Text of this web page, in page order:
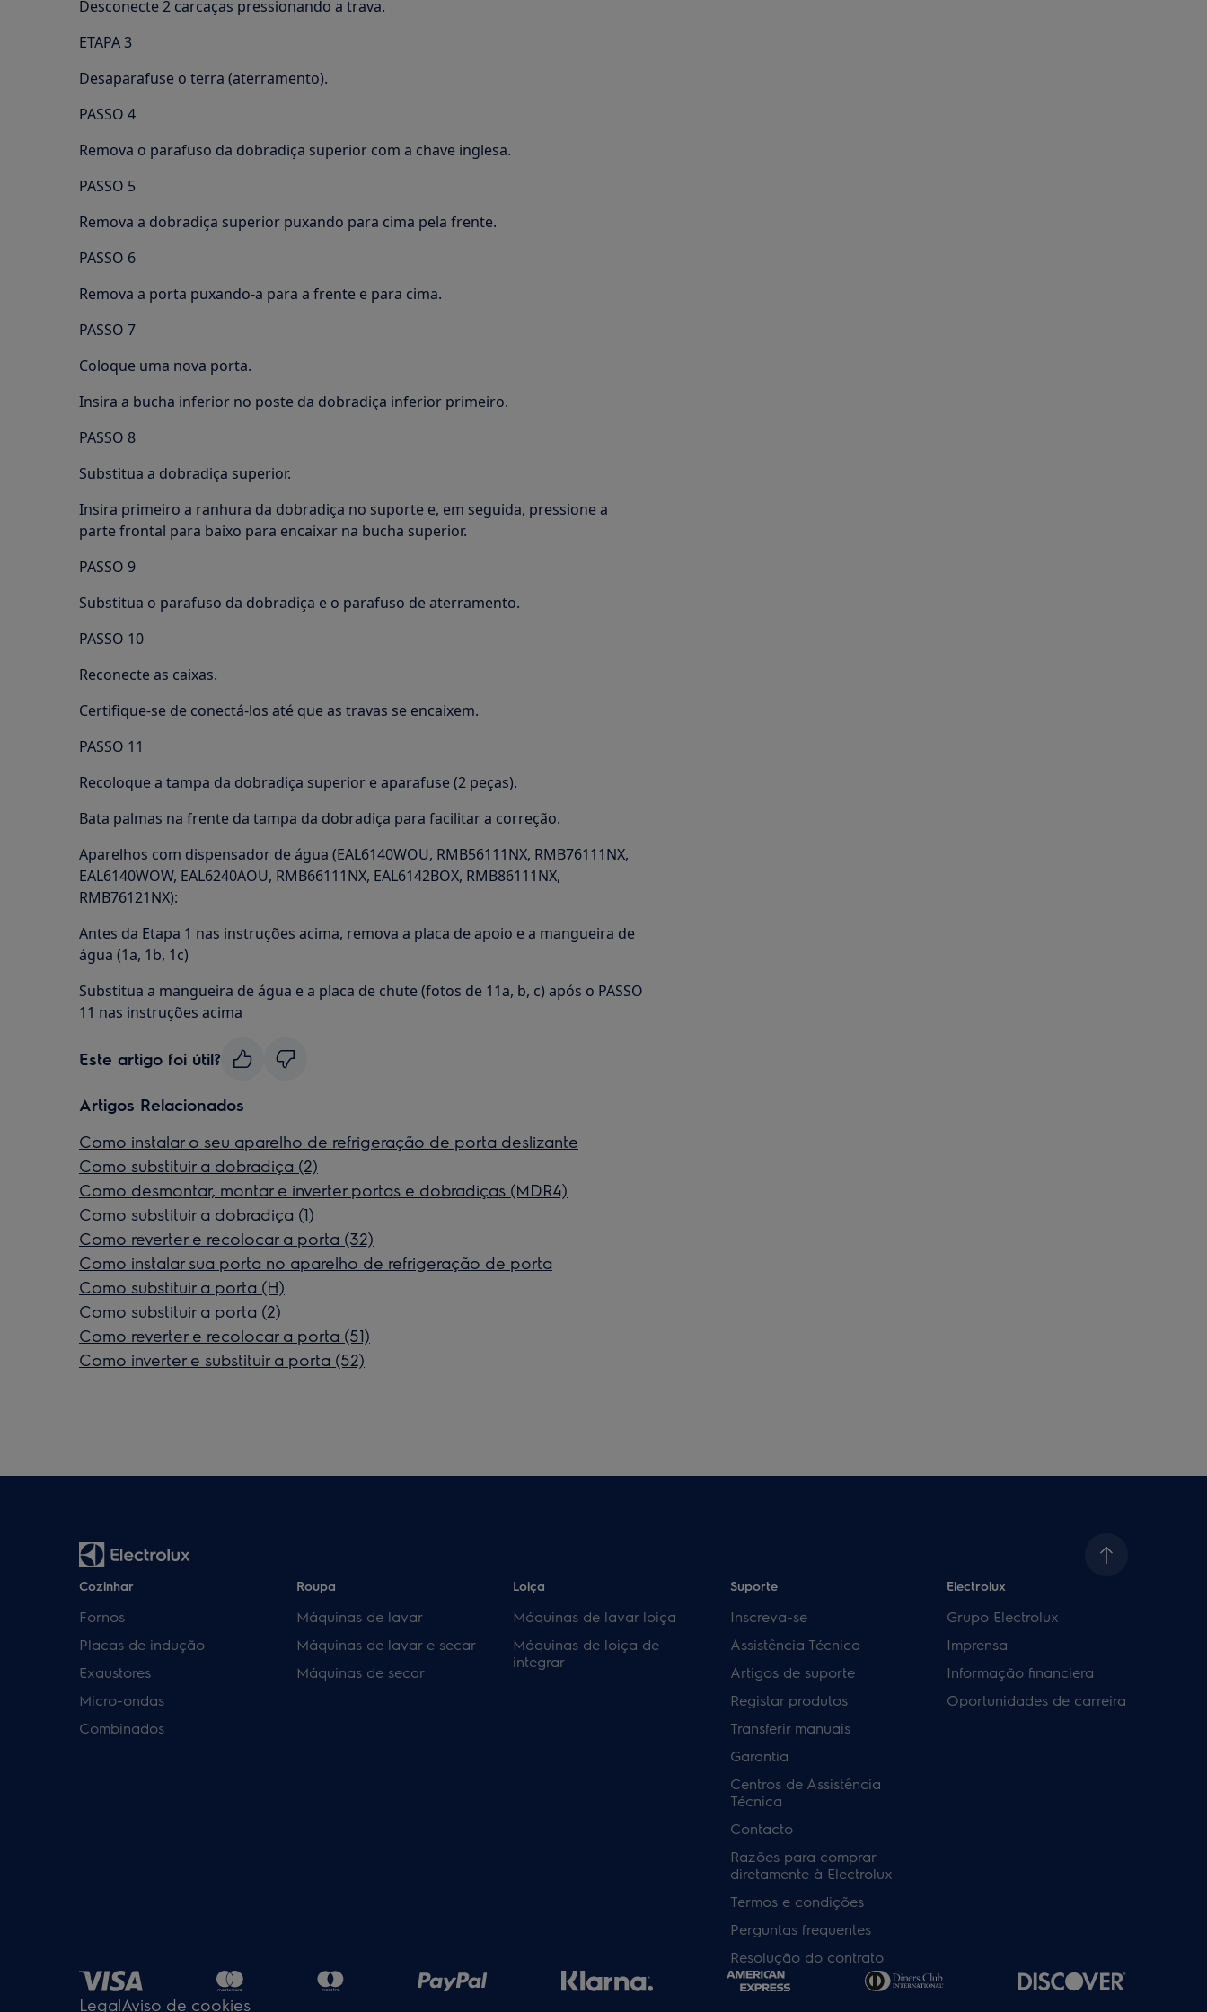
Desconecte 2 carcaças pressionando a trava.
ETAPA 3
Desaparafuse o terra (aterramento).
PASSO 4
Remova o parafuso da dobradiça superior com a chave inglesa.
PASSO 5
Remova a dobradiça superior puxando para cima pela frente.
PASSO 6
Remova a porta puxando-a para a frente e para cima.
PASSO 7
Coloque uma nova porta.
Insira a bucha inferior no poste da dobradiça inferior primeiro.
PASSO 8
Substitua a dobradiça superior.
Insira primeiro a ranhura da dobradiça no suporte e, em seguida, pressione a
parte frontal para baixo para encaixar na bucha superior.
PASSO 9
Substitua o parafuso da dobradiça e o parafuso de aterramento.
PASSO 10
Reconecte as caixas.
Certifique-se de conectá-los até que as travas se encaixem.
PASSO 11
Recoloque a tampa da dobradiça superior e aparafuse (2 peças).
Bata palmas na frente da tampa da dobradiça para facilitar a correção.
Aparelhos com dispensador de água (EAL6140WOU, RMB56111NX, RMB76111NX,
EAL6140WOW, EAL6240AOU, RMB66111NX, EAL6142BOX, RMB86111NX,
RMB76121NX):
Antes da Etapa 1 nas instruções acima, remova a placa de apoio e a mangueira de
água (1a, 1b, 1c)
Substitua a mangueira de água e a placa de chute (fotos de 11a, b, c) após o PASSO
11 nas instruções acima
Este artigo foi útil?
Artigos Relacionados
Como instalar o seu aparelho de refrigeração de porta deslizante
Como substituir a dobradiça (2)
Como desmontar, montar e inverter portas e dobradiças (MDR4)
Como substituir a dobradiça (1)
Como reverter e recolocar a porta (32)
Como instalar sua porta no aparelho de refrigeração de porta
Como substituir a porta (H)
Como substituir a porta (2)
Como reverter e recolocar a porta (51)
Como inverter e substituir a porta (52)
Cozinhar
Fornos
Placas de indução
Exaustores
Micro-ondas
Combinados
Roupa
Máquinas de lavar
Máquinas de lavar e secar
Máquinas de secar
Loiça
Máquinas de lavar loiça
Máquinas de loiça de
integrar
Suporte
Inscreva-se
Assistência Técnica
Artigos de suporte
Registar produtos
Transferir manuais
Garantia
Centros de Assistência
Técnica
Contacto
Razões para comprar
diretamente à Electrolux
Termos e condições
Perguntas frequentes
Resolução do contrato
Electrolux
Grupo Electrolux
Imprensa
Informação financiera
Oportunidades de carreira
LegalAviso de cookies